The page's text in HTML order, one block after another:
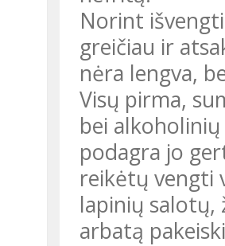
Norint
greičiau ir
nėra lengva,
Visų pirma,
bei
podagra jo
reikėtų vengti
lapinių
arbatą